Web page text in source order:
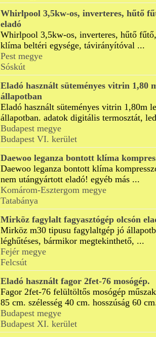
Whirlpool 3,5kw-os, inverteres, hűtő
eladó
Whirlpool 3,5kw-os, inverteres, hűtő
klíma beltéri egysége, távirányítóval ...
Pest megye
Sóskút
Eladó használt süteményes vitrin 1,80
állapotban
Eladó használt süteményes vitrin 1,80m
állapotban. adatok digitális termosztát,
Budapest megye
Budapest VI. kerület
Daewoo leganza bontott klíma
Daewoo leganza bontott klíma
nem utángyártott eladó! egyéb más ...
Komárom-Esztergom megye
Tatabánya
Mirköz fagylalt fagyasztógép olcsón
Mirköz m30 tipusu fagylaltgép jó
léghűtéses, bármikor megtekinthető, ...
Fejér megye
Felcsút
Eladó használt fagor 2fet-76 mosógép.
Fagor 2fet-76 felültöltős mosógép
85 cm. szélesség 40 cm. hosszúság 60
Budapest megye
Budapest XI. kerület